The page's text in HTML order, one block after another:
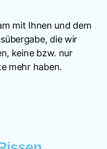
mit Ihnen und dem
die wir
keine bzw. nur
mehr haben.